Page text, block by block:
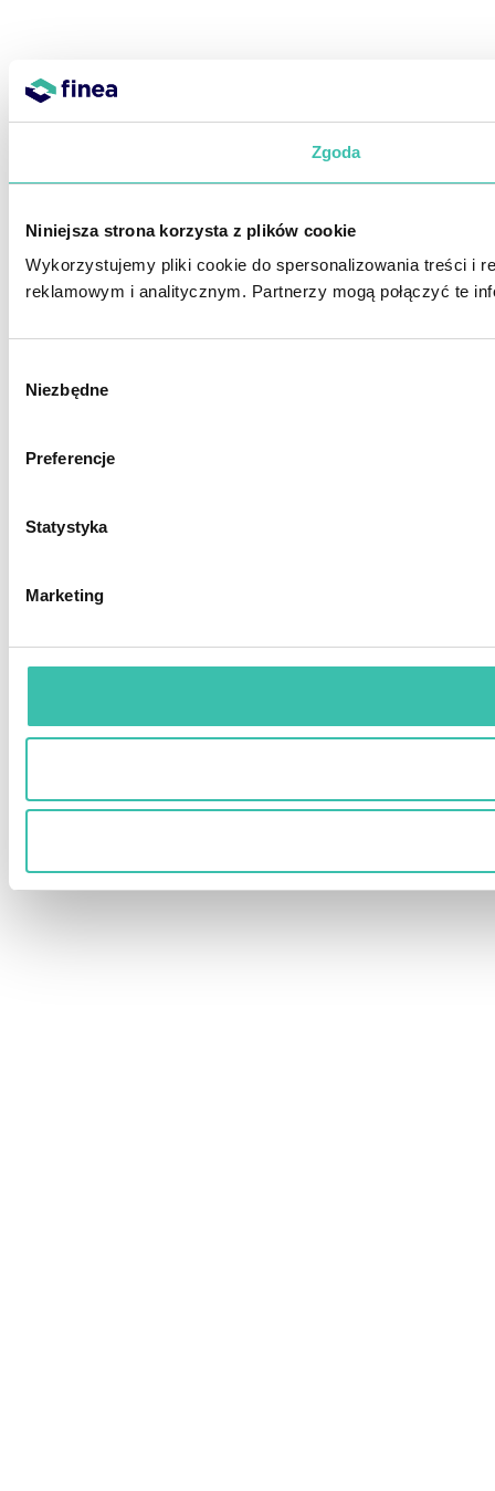
Zgoda
Niniejsza strona korzysta z plików cookie
Wykorzystujemy pliki cookie do spersonalizowania treści i
reklamowym i analitycznym. Partnerzy mogą połączyć te
zgody
Niezbędne
Preferencje
Statystyka
Marketing